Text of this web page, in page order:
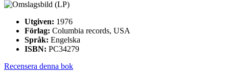
Utgiven: 1976
Förlag: Columbia records, USA
Språk: Engelska
ISBN: PC34279
Recensera denna bok